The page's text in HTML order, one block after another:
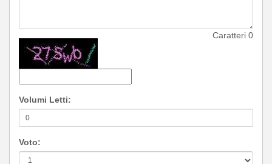
Caratteri 0
Volumi Letti:
Voto: